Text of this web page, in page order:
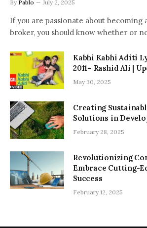
By Pablo July 2, 2025
If you are passionate about becoming
broker, you should know whether or
Kabhi Kabhi Aditi
2011– Rashid Ali |
May 30, 2025
Creating
Solutions in
February 28, 2025
Revolutionizing
Embrace Cutting-
Success
February 12, 2025